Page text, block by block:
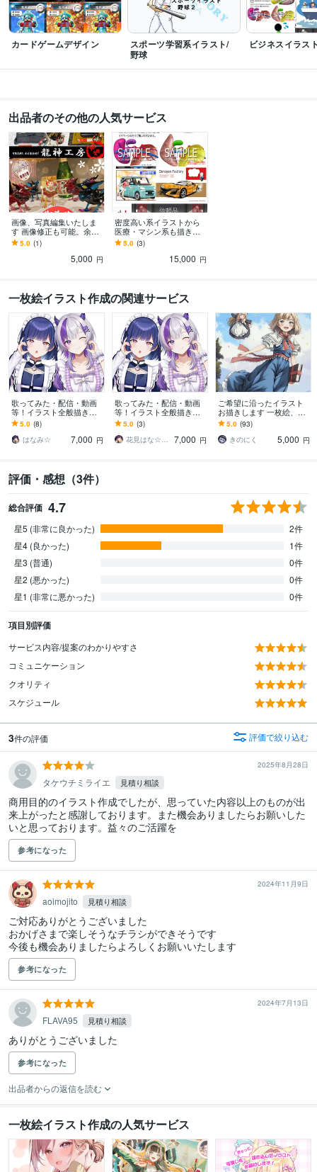
カードゲームデザイン
スポーツ学習系イラスト/
野球
ビジネスイラス
出品者のその他の人気サービス
画像、写真編集いたしま
す 画像修正も可能。余分
な部分を消したり追加し
たり応相談
5.0 (1)
5,000 円
密度高い系イラストから
医療・マシン系も描きま
す イメージ図などもラフ
と説明から制作します。
5.0 (3)
15,000 円
一枚絵イラスト作成の関連サービス
歌ってみた・配信・動画
等！イラスト全般描きま
す Vtuber・IRIAM・一枚
絵・アイコン・立ち絵・
グッズ
5.0 (8)
はなみ☆
7,000 円
歌ってみた・配信・動画
等！イラスト全般描きま
す Vtuber・一枚絵・アイ
コン・立ち絵・動画配
信・グッズ
5.0 (3)
花見はな☆イラストレーター
7,000 円
ご希望に沿ったイラスト
お描きします 一枚絵、動
画用、ゲーム用スチル、
立ち絵など
5.0 (93)
きのにく
5,000 円
評価・感想（3件）
総合評価 4.7
星5 (非常に良かった)
2件
星4 (良かった)
1件
星3 (普通)
0件
星2 (悪かった)
0件
星1 (非常に悪かった)
0件
項目別評価
サービス内容/提案のわかりやすさ
コミュニケーション
クオリティ
スケジュール
3件の評価 評価で絞り込む
2025年8月28日
タケウチミライエ 見積り相談
商用目的のイラスト作成でしたが、思っていた内容以上のものが出
来上がったと感謝しております。また機会ありましたらお願いした
いと思っております。益々のご活躍を
参考になった
2024年11月9日
aoimojito 見積り相談
ご対応ありがとうございました
おかげさまで楽しそうなチラシができそうです
今後も機会ありましたらよろしくお願いいたします
参考になった
2024年7月13日
FLAVA95 見積り相談
ありがとうございました
参考になった
出品者からの返信を読む
一枚絵イラスト作成の人気サービス